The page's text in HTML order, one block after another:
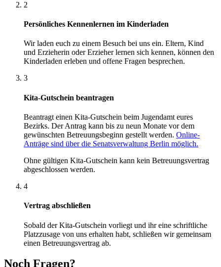
2
Persönliches Kennenlernen im Kinderladen
Wir laden euch zu einem Besuch bei uns ein. Eltern, Kind
und Erzieherin oder Erzieher lernen sich kennen, können den
Kinderladen erleben und offene Fragen besprechen.
3
Kita-Gutschein beantragen
Beantragt einen Kita-Gutschein beim Jugendamt eures
Bezirks. Der Antrag kann bis zu neun Monate vor dem
gewünschten Betreuungsbeginn gestellt werden. Online-
Anträge sind über die Senatsverwaltung Berlin möglich.
Ohne gültigen Kita-Gutschein kann kein Betreuungsvertrag
abgeschlossen werden.
4
Vertrag abschließen
Sobald der Kita-Gutschein vorliegt und ihr eine schriftliche
Platzzusage von uns erhalten habt, schließen wir gemeinsam
einen Betreuungsvertrag ab.
Noch Fragen?